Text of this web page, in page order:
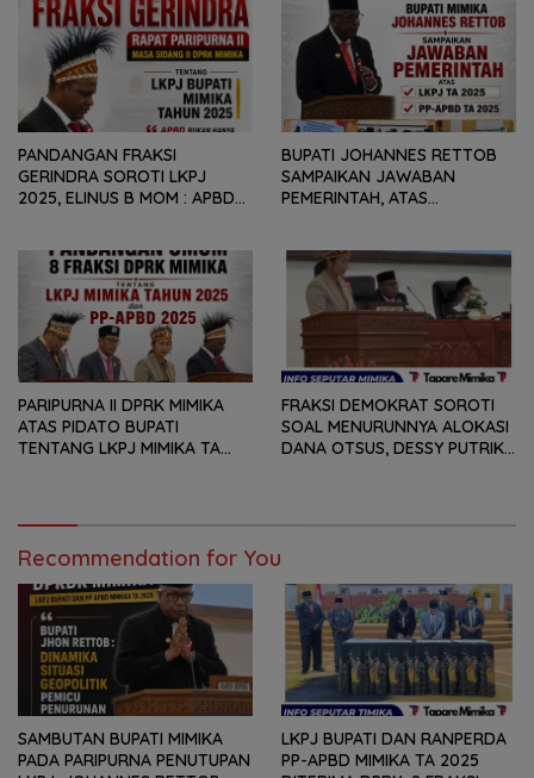
PENURUNAN FISKAL DAERAH
KEPADA PEMERINTAH DAERAH
PANDANGAN FRAKSI
GERINDRA SOROTI LKPJ
2025, ELINUS B MOM : APBD
TETAPI SEJAUH MANA
MAMPU MENJAWAB
KEBUTUHAN MASYARAKAT
BUPATI JOHANNES RETTOB
SAMPAIKAN JAWABAN
PEMERINTAH, ATAS
DAN RANPERDA PP- APBD
TAHUN ANGGARAN 2025
PARIPURNA II DPRK MIMIKA
ATAS PIDATO BUPATI
TENTANG LKPJ MIMIKA TA
FRAKSI DEMOKRAT SOROTI
SOAL MENURUNNYA ALOKASI
DANA OTSUS, DESSY PUTRIKA
BAGI OAP
Recommendation for You
SAMBUTAN BUPATI MIMIKA
PADA PARIPURNA PENUTUPAN
LKPJ BUPATI DAN RANPERDA
PP-APBD MIMIKA TA 2025